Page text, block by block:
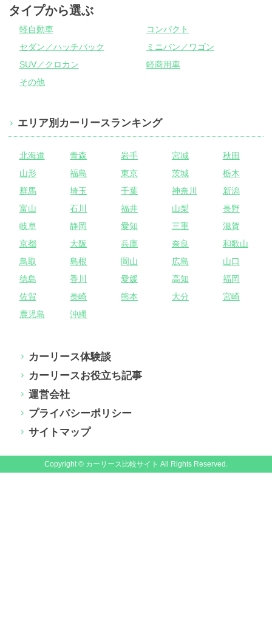
タイプから選ぶ
軽自動車
コンパクト
セダン／ハッチバック
ミニバン／ワゴン
SUV／クロカン
軽商用車
その他
エリア別カーリースランキング
北海道 青森 岩手 宮城
秋田
山形
福島 東京 茨城
栃木
群馬
埼玉 千葉 神奈川
新潟
富山
石川 福井 山梨
長野
岐阜
静岡 愛知 三重
滋賀
京都
大阪 兵庫 奈良
和歌山
鳥取
島根 岡山 広島
山口
徳島
香川 愛媛 高知
福岡
佐賀
長崎 熊本 大分
宮崎
鹿児島
沖縄
カーリース体験談
カーリースお役立ち記事
運営会社
プライバシーポリシー
サイトマップ
Copyright © カーリース比較サイト All Rights Reserved.